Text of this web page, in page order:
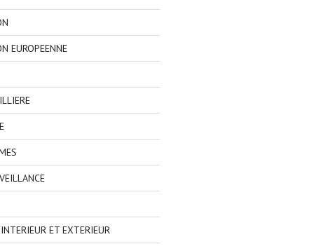
EUROPEENNE
ET EXTERIEUR